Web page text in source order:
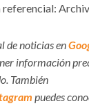
referencial:
de noticias en
información
También
puedes